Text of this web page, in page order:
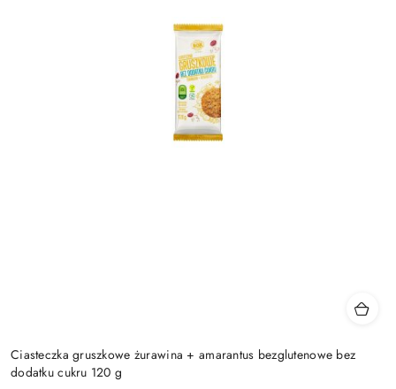
Ciasteczka gruszkowe żurawina + amarantus bezglutenowe bez
dodatku cukru 120 g